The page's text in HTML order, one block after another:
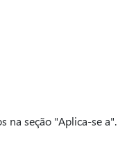
seção "Aplica-se a".